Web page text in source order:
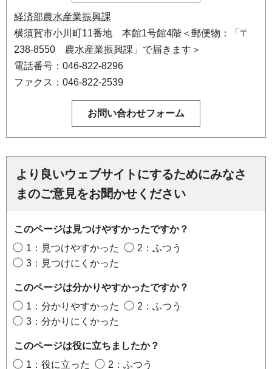
経済部農水産業振興課
横須賀市小川町11番地 本館1号館4階＜郵便物：「〒
238-8550 農水産業振興課」で届きます＞
電話番号：046-822-8296
ファクス：046-822-2539
より良いウェブサイトにするためにみなさ
まのご意見をお聞かせください
このページは見つけやすかったですか？
1：見つけやすかった
2：ふつう
3：見つけにくかった
このページは分かりやすかったですか？
1：分かりやすかった
2：ふつう
3：分かりにくかった
このページは役に立ちましたか？
1：役に立った
2：ふつう